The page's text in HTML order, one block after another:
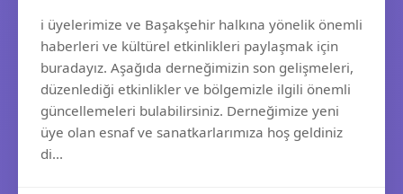
i üyelerimize ve Başakşehir halkına yönelik önemli
haberleri ve kültürel etkinlikleri paylaşmak için
buradayız. Aşağıda derneğimizin son gelişmeleri,
düzenlediği etkinlikler ve bölgemizle ilgili önemli
güncellemeleri bulabilirsiniz. Derneğimize yeni
üye olan esnaf ve sanatkarlarımıza hoş geldiniz
di...